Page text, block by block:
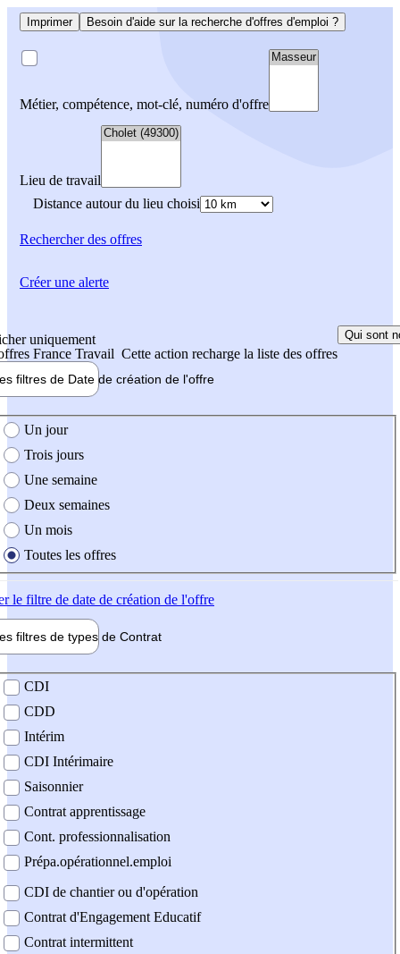
Imprimer Besoin d'aide sur la recherche d'offres d'emploi ?
Métier, compétence, mot-clé, numéro d'offre
Lieu de travail
Distance autour du lieu choisi
Rechercherdes offres
uniquement
France Travail Cette action recharge la liste des offres
Qui sont
filtres de Date de création de l'offre
création de l'offre
Un jour
Trois jours
Une semaine
Deux semaines
Un mois
Toutes les offres
le filtre de date de création de l'offre
filtres de types de Contrat
contrat
CDI
CDD
Intérim
CDI Intérimaire
Saisonnier
Contrat apprentissage
Cont. professionnalisation
Prépa.opérationnel.emploi
CDI de chantier ou d'opération
Contrat d'Engagement Educatif
Contrat intermittent
Créer une alerte